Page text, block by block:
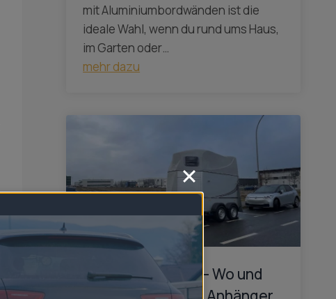
mit Aluminiumbordwänden ist die
ideale Wahl, wenn du rund ums Haus,
im Garten oder…
mehr dazu
Anhänger parken – Wo und